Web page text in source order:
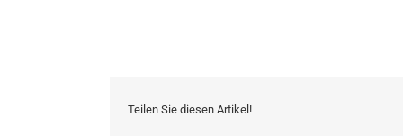
Teilen Sie diesen Artikel!